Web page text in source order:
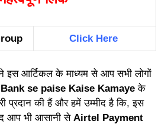
Click Here
आर्टिकल के माध्यम से आप सभी लोगों
se paise Kaise Kamayeके
प्रदान की हैं और हमें उम्मीद है कि, इस
आप भी आसानी से Airtel Payment